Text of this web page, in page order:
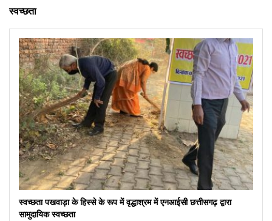
स्वच्छता
स्वच्छता पखवाड़ा के हिस्से के रूप में वृद्धाश्रम में एनआईसी छत्तीसगढ़ द्वारा
सामुदायिक स्वच्छता